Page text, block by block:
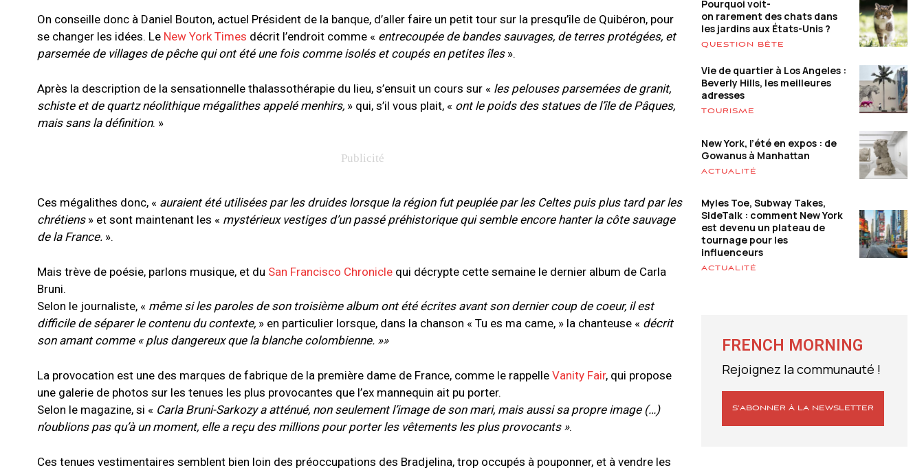
On conseille donc à Daniel Bouton, actuel Président de la banque, d’aller faire un petit tour sur la presqu’île de Quibéron, pour
se changer les idées. Le New York Times décrit l’endroit comme « entrecoupée de bandes sauvages, de terres protégées, et
parsemée de villages de pêche qui ont été une fois comme isolés et coupés en petites îles».
Après la description de la sensationnelle thalassothérapie du lieu, s’ensuit un cours sur « les pelouses parsemées de granit,
schiste et de quartz néolithique mégalithes appelé menhirs, » qui, s’il vous plait, « ont le poids des statues de l’île de Pâques,
mais sans la définition. »
Ces mégalithes donc, « auraient été utilisées par les druides lorsque la région fut peuplée par les Celtes puis plus tard par les
chrétiens» et sont maintenant les « mystérieux vestiges d’un passé préhistorique qui semble encore hanter la côte sauvage
de la France. ».
Mais trève de poésie, parlons musique, et du San Francisco Chronicle qui décrypte cette semaine le dernier album de Carla
Bruni.
Selon le journaliste, « même si les paroles de son troisième album ont été écrites avant son dernier coup de coeur, il est
difficile de séparer le contenu du contexte, » en particulier lorsque, dans la chanson « Tu es ma came, » la chanteuse « décrit
son amant comme « plus dangereux que la blanche colombienne. »»
La provocation est une des marques de fabrique de la première dame de France, comme le rappelle Vanity Fair, qui propose
une galerie de photos sur les tenues les plus provocantes que l’ex mannequin ait pu porter.
Selon le magazine, si « Carla Bruni-Sarkozy a atténué, non seulement l’image de son mari, mais aussi sa propre image (…)
n’oublions pas qu’à un moment, elle a reçu des millions pour porter les vêtements les plus provocants ».
Ces tenues vestimentaires semblent bien loin des préoccupations des Bradjelina, trop occupés à pouponner, et à vendre les
Pourquoi voit-
on rarement des chats dans
les jardins aux États-Unis ?
QUESTION BÊTE
Vie de quartier à Los Angeles :
Beverly Hills, les meilleures
adresses
TOURISME
New York, l’été en expos : de
Gowanus à Manhattan
ACTUALITÉ
Myles Toe, Subway Takes,
SideTalk : comment New York
est devenu un plateau de
tournage pour les
influenceurs
ACTUALITÉ
FRENCH MORNING
Rejoignez la communauté !
S’ABONNER À LA NEWSLETTER